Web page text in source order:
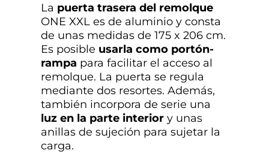
La puerta trasera del remolque
ONE XXL es de aluminio y consta
de unas medidas de 175 x 206 cm.
Es posible usarla como portón-
rampa para facilitar el acceso al
remolque. La puerta se regula
mediante dos resortes. Además,
también incorpora de serie una
luz en la parte interior y unas
anillas de sujeción para sujetar la
carga.